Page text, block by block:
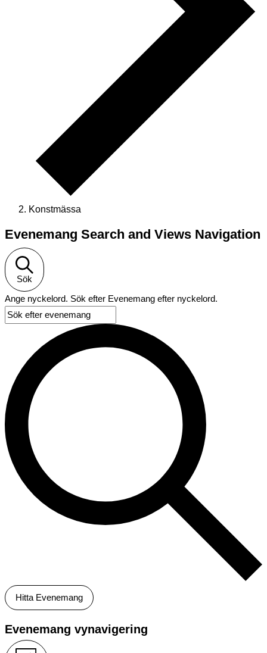
Konstmässa
Evenemang
Evenemang Search and Views Navigation
Sök
Ange nyckelord. Sök efter Evenemang efter nyckelord.
Hitta Evenemang
Evenemang vynavigering